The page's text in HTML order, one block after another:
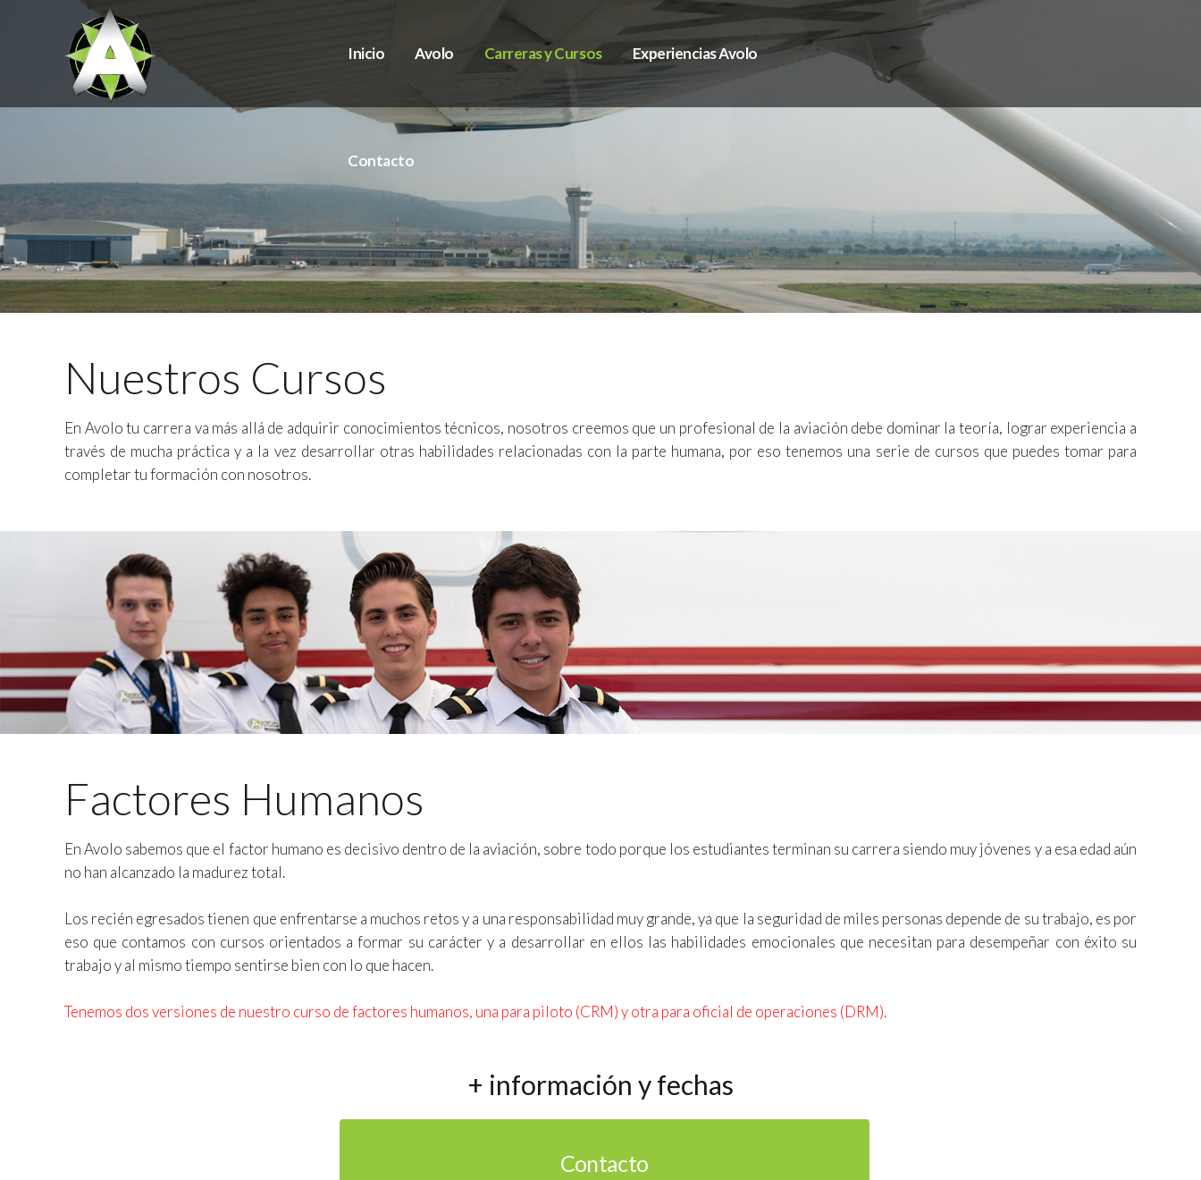
Inicio Avolo Carreras y Cursos Experiencias Avolo
Contacto
Nuestros Cursos
En Avolo tu carrera va más allá de adquirir conocimientos técnicos, nosotros creemos que un profesional de la aviación debe dominar la teoría, lograr experiencia a
través de mucha práctica y a la vez desarrollar otras habilidades relacionadas con la parte humana, por eso tenemos una serie de cursos que puedes tomar para
completar tu formación con nosotros.
Factores Humanos
En Avolo sabemos que el factor humano es decisivo dentro de la aviación, sobre todo porque los estudiantes terminan su carrera siendo muy jóvenes y a esa edad aún
no han alcanzado la madurez total.
Los recién egresados tienen que enfrentarse a muchos retos y a una responsabilidad muy grande, ya que la seguridad de miles personas depende de su trabajo, es por
eso que contamos con cursos orientados a formar su carácter y a desarrollar en ellos las habilidades emocionales que necesitan para desempeñar con éxito su
trabajo y al mismo tiempo sentirse bien con lo que hacen.
Tenemos dos versiones de nuestro curso de factores humanos, una para piloto (CRM) y otra para oficial de operaciones (DRM).
+ información y fechas
Contacto